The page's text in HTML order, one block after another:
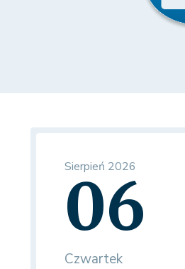
Sierpień 2026
06
Czwartek